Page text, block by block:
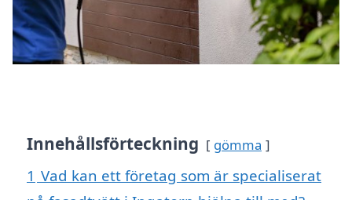
Innehållsförteckning gömma
1 Vad kan ett företag som är specialiserat